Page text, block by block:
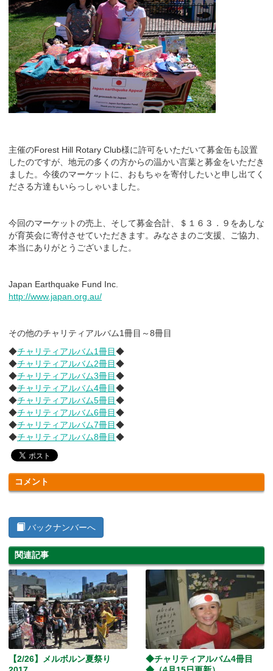
主催のForest Hill Rotary Club様に許可をいただいて募金缶も設置
したのですが、地元の多くの方からの温かい言葉と募金をいただき
ました。今後のマーケットに、おもちゃを寄付したいと申し出てく
ださる方達もいらっしゃいました。
今回のマーケットの売上、そして募金合計、＄１６３．９をあしな
が育英会に寄付させていただきます。みなさまのご支援、ご協力、
本当にありがとうございました。
Japan Earthquake Fund Inc.
http://www.japan.org.au/
その他のチャリティアルバム1冊目～8冊目
◆チャリティアルバム1冊目◆
◆チャリティアルバム2冊目◆
◆チャリティアルバム3冊目◆
◆チャリティアルバム4冊目◆
◆チャリティアルバム5冊目◆
◆チャリティアルバム6冊目◆
◆チャリティアルバム7冊目◆
◆チャリティアルバム8冊目◆
コメント
バックナンバーへ
関連記事
【2/26】メルボルン夏祭り
◆チャリティアルバム4冊目